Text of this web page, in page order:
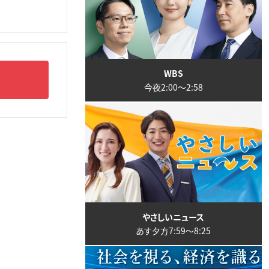
WBS
今夜2:00〜2:58
やさしいニュース
あす夕方7:59〜8:25